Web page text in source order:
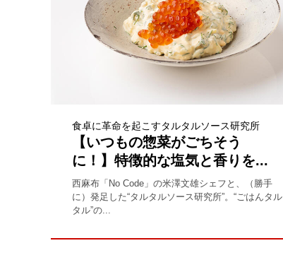
食卓に革命を起こすタルタルソース研究所
【いつもの惣菜がごちそう
に！】特徴的な塩気と香りを...
西麻布「No Code」の米澤文雄シェフと、（勝手
に）発足した“タルタルソース研究所”。“ごはんタル
タル”の...